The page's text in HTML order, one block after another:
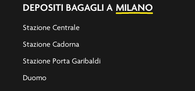
DEPOSITI BAGAGLI A MILANO
Stazione Centrale
Stazione Cadorna
Stazione Porta Garibaldi
Duomo